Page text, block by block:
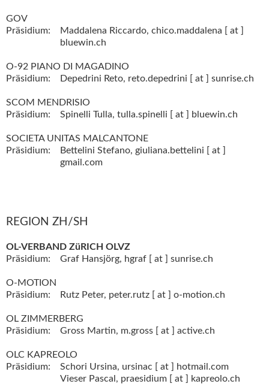
GOV
Präsidium:
Maddalena Riccardo, chico.maddalena [ at ]
bluewin.ch
O-92 PIANO DI MAGADINO
Präsidium:
Depedrini Reto, reto.depedrini [ at ] sunrise.ch
SCOM MENDRISIO
Präsidium:
Spinelli Tulla, tulla.spinelli [ at ] bluewin.ch
SOCIETA UNITAS MALCANTONE
Präsidium:
Bettelini Stefano, giuliana.bettelini [ at ]
gmail.com
REGION ZH/SH
OL-VERBAND ZüRICH OLVZ
Präsidium:
Graf Hansjörg, hgraf [ at ] sunrise.ch
O-MOTION
Präsidium:
Rutz Peter, peter.rutz [ at ] o-motion.ch
OL ZIMMERBERG
Präsidium:
Gross Martin, m.gross [ at ] active.ch
OLC KAPREOLO
Präsidium:
Schori Ursina, ursinac [ at ] hotmail.com
Vieser Pascal, praesidium [ at ] kapreolo.ch